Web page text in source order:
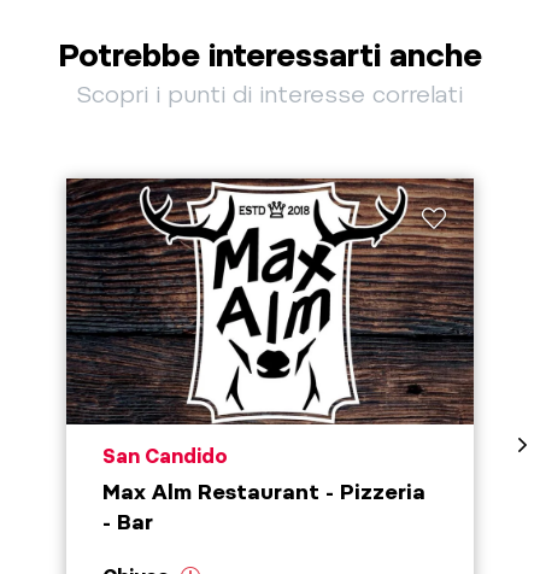
Potrebbe interessarti anche
Scopri i punti di interesse correlati
aria.poi_location_prefix
San Candido
Max Alm Restaurant - Pizzeria
- Bar